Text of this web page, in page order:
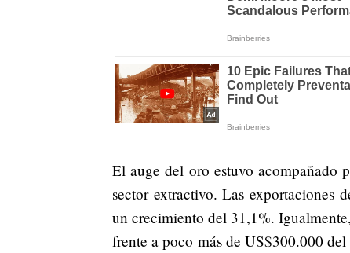
El auge del oro estuvo acompañado
sector extractivo. Las exportaciones
un crecimiento del 31,1%.
frente a poco más de US$300.000